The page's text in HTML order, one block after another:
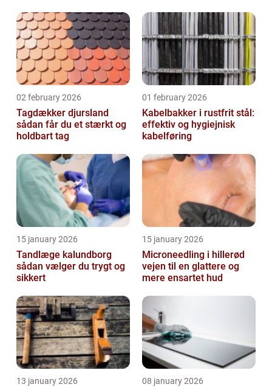
02 february 2026
Tagdækker djursland
sådan får du et stærkt og
holdbart tag
01 february 2026
Kabelbakker i rustfrit stål:
effektiv og hygiejnisk
kabelføring
15 january 2026
Tandlæge kalundborg
sådan vælger du trygt og
sikkert
15 january 2026
Microneedling i hillerød
vejen til en glattere og
mere ensartet hud
13 january 2026 08 january 2026